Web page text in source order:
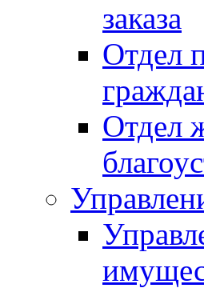
заказа
Отдел
Отдел